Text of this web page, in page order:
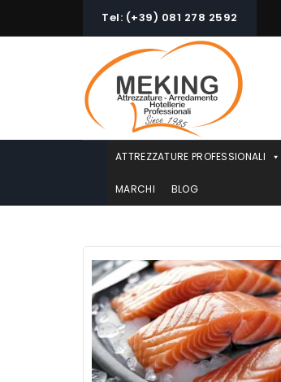
Tel: (+39) 081 278 2592
ATTREZZATURE PROFESSIONALI
MARCHI BLOG